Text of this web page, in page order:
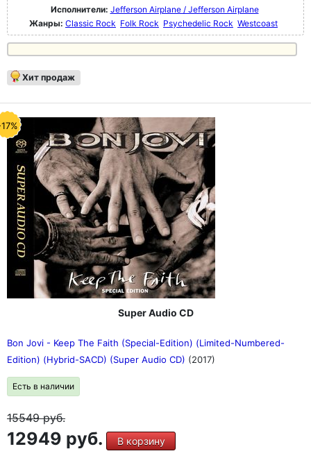
Исполнители: Jefferson Airplane / Jefferson Airplane
Жанры: Classic Rock Folk Rock Psychedelic Rock Westcoast
Хит продаж
Super Audio CD
Bon Jovi - Keep The Faith (Special-Edition) (Limited-Numbered-
Edition) (Hybrid-SACD) (Super Audio CD) (2017)
Есть в наличии
15549руб.
12949 руб. В корзину